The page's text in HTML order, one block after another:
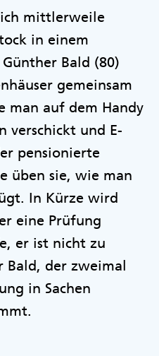
mittlerweile
in einem
Bald (80)
gemeinsam
man auf dem Handy
verschickt und E-
pensionierte
üben sie, wie man
In Kürze wird
eine Prüfung
er ist nicht zu
Bald, der zweimal
in Sachen